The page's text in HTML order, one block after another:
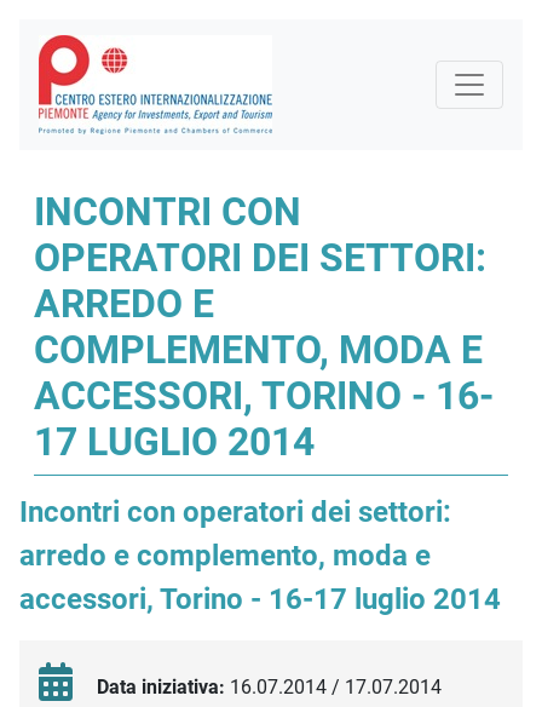
INCONTRI CON
OPERATORI DEI SETTORI:
ARREDO E
COMPLEMENTO, MODA E
ACCESSORI, TORINO - 16-
17 LUGLIO 2014
Incontri con operatori dei settori:
arredo e complemento, moda e
accessori, Torino - 16-17 luglio 2014
Data iniziativa: 16.07.2014 / 17.07.2014